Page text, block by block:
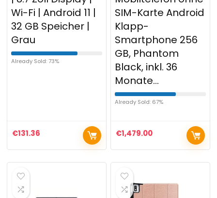
Wi-Fi | Android 11 |
32 GB Speicher |
Grau
Already Sold: 73%
€131.36
SIM-Karte Android
Klapp-
Smartphone 256
GB, Phantom
Black, inkl. 36
Monate…
Already Sold: 67%
€1,479.00